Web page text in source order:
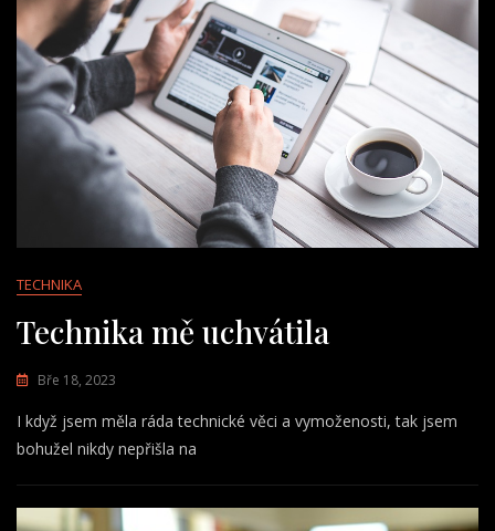
TECHNIKA
Technika mě uchvátila
Bře 18, 2023
I když jsem měla ráda technické věci a vymoženosti, tak jsem
bohužel nikdy nepřišla na